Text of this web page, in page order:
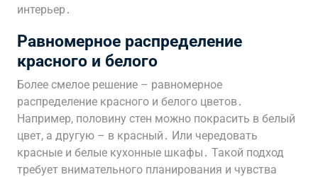
интерьер․
Равномерное распределение
красного и белого
Более смелое решение – равномерное
распределение красного и белого цветов․
Например, половину стен можно покрасить в белый
цвет, а другую – в красный․ Или чередовать
красные и белые кухонные шкафы․ Такой подход
требует внимательного планирования и чувства